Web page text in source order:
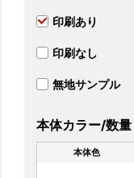
印刷あり
印刷なし
無地サンプル
本体カラー/数量
本体色